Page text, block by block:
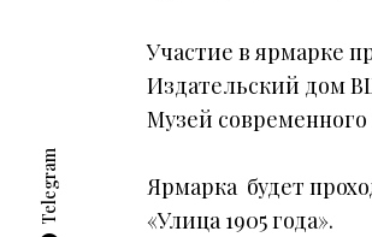
Участие в ярмарке
Издательский дом
Музей современного
Ярмарка будет
«Улица 1905 года».
Telegram